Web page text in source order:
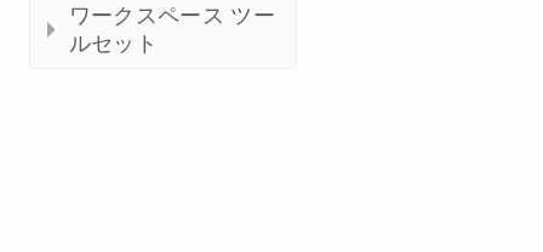
ワークスペース ツー
ルセット